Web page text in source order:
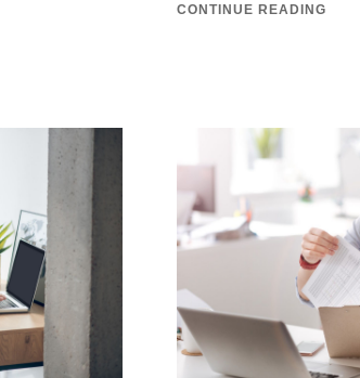
CONTINUE READING